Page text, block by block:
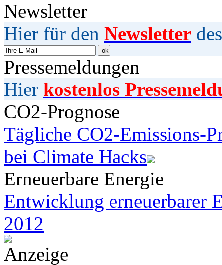
Newsletter
Hier für den Newsletter
Pressemeldungen
Hier kostenlos
CO2-Prognose
Tägliche CO2-Emissions-
bei Climate Hacks
Erneuerbare Energie
Entwicklung erneuerbarer
2012
Anzeige